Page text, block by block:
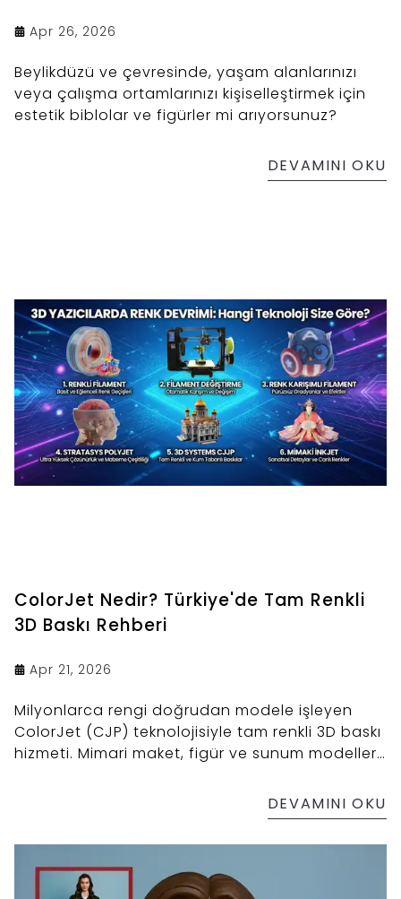
Apr 26, 2026
Beylikdüzü ve çevresinde, yaşam alanlarınızı
veya çalışma ortamlarınızı kişiselleştirmek için
estetik biblolar ve figürler mi arıyorsunuz?
DEVAMINI OKU
ColorJet Nedir? Türkiye'de Tam Renkli
3D Baskı Rehberi
Apr 21, 2026
Milyonlarca rengi doğrudan modele işleyen
ColorJet (CJP) teknolojisiyle tam renkli 3D baskı
hizmeti. Mimari maket, figür ve sunum modelleri
DEVAMINI OKU